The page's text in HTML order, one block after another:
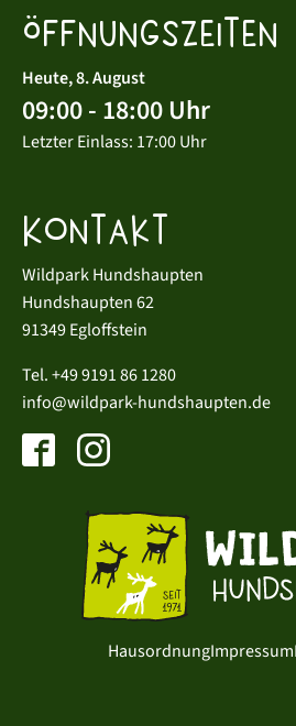
Öffnungszeiten
Heute, 8. August
09:00 - 18:00 Uhr
Letzter Einlass: 17:00 Uhr
HausordnungImpressum
Kontakt
Wildpark Hundshaupten
Hundshaupten 62
91349 Egloffstein
Tel.+49 9191 86 1280
info@wildpark-hundshaupten.de